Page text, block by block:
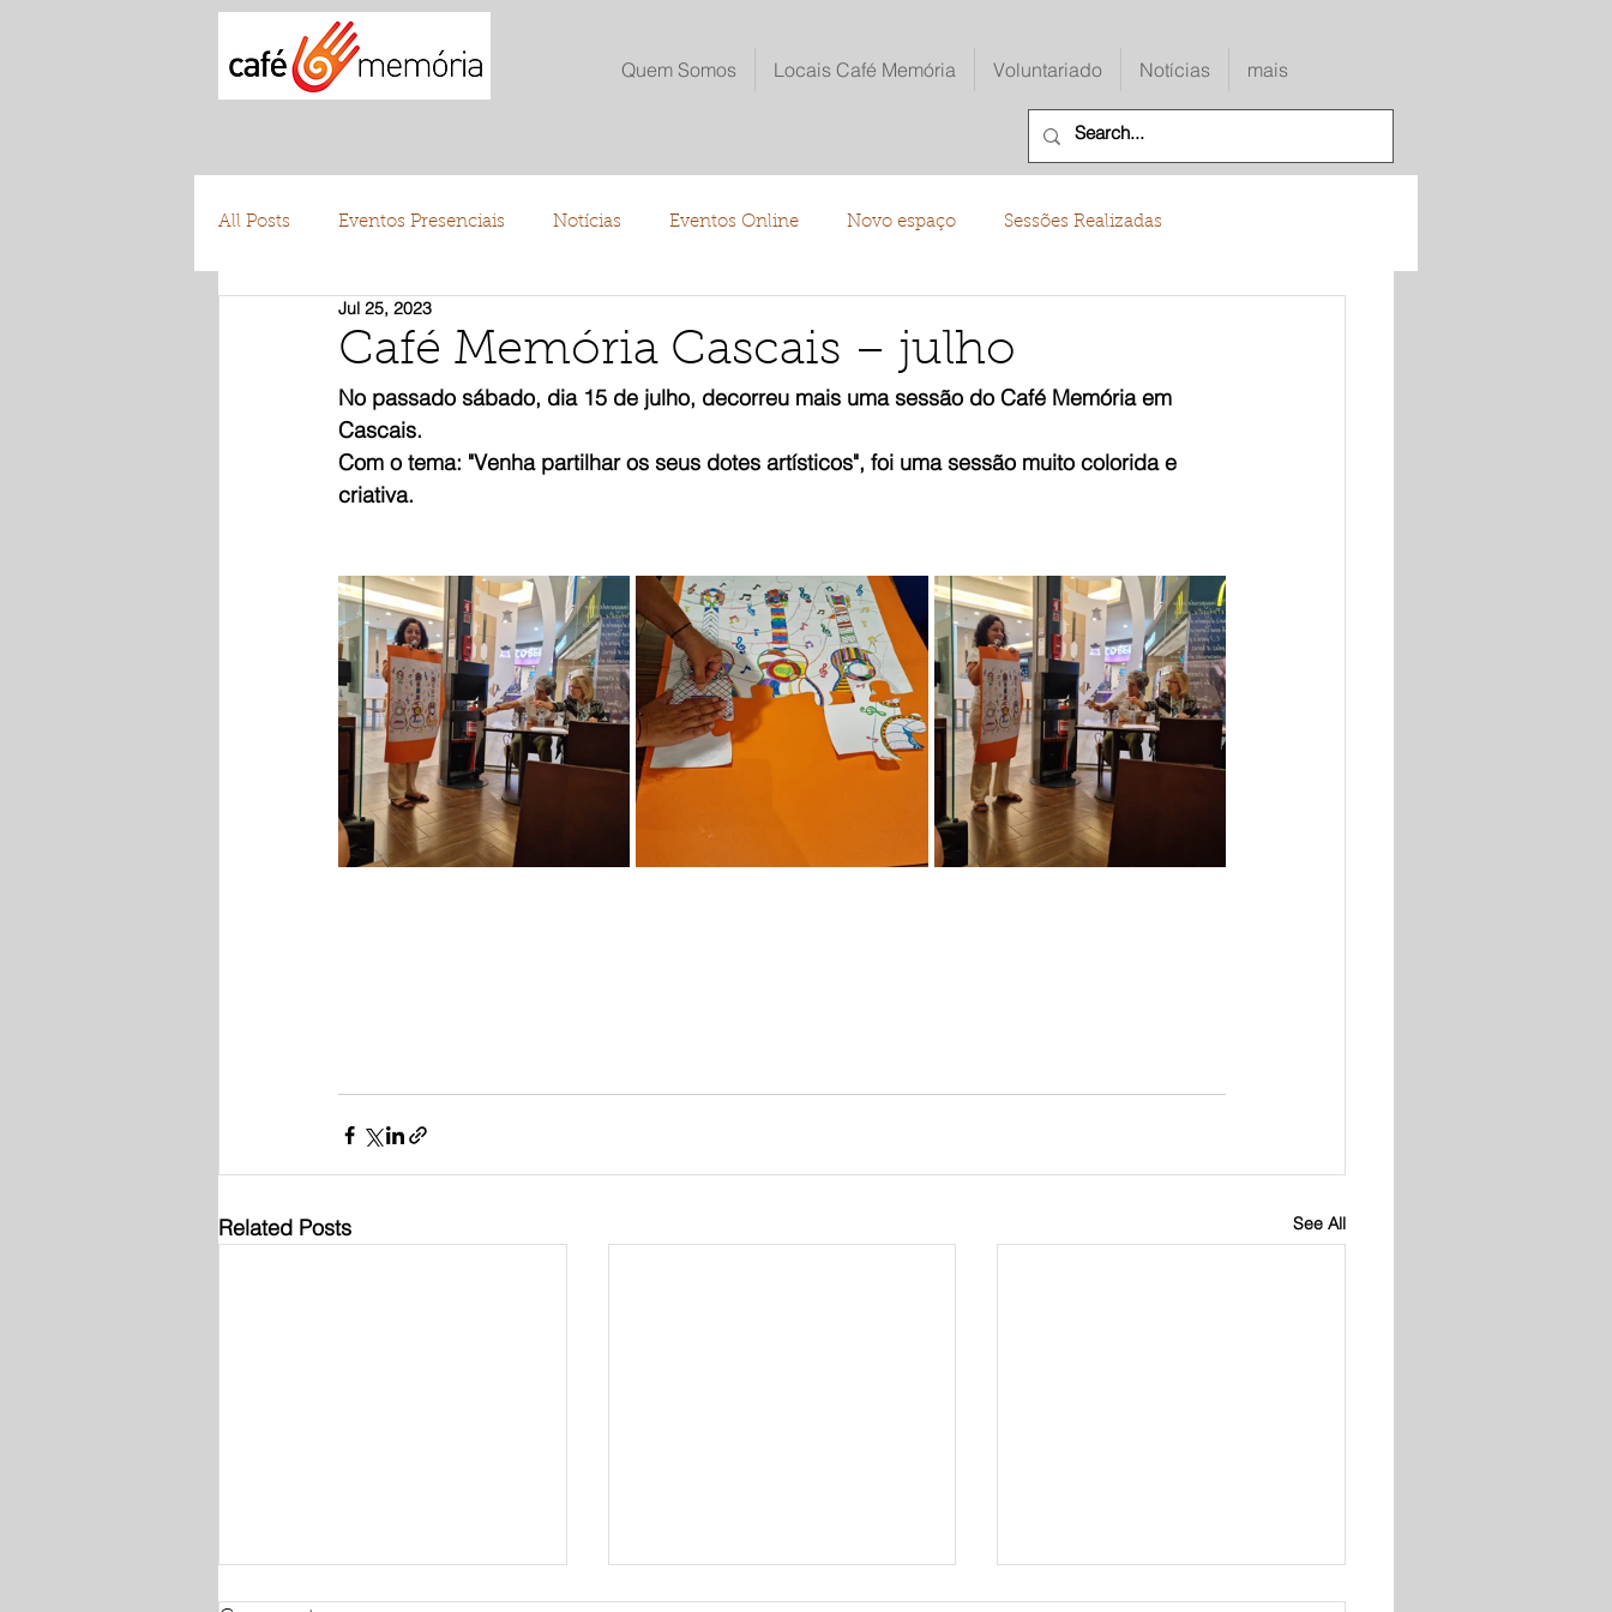
Quem Somos Locais Café Memória Voluntariado Notícias mais
All Posts Eventos Presenciais Notícias Eventos Online Novo espaço Sessões Realizadas
Testemunhos
Café Memória Cascais – julho
Jul 25, 2023
No passado sábado, dia 15 de julho, decorreu mais uma sessão do Café Memória em
Cascais.
Com o tema: "Venha partilhar os seus dotes artísticos", foi uma sessão muito colorida e
criativa.
Related Posts See All